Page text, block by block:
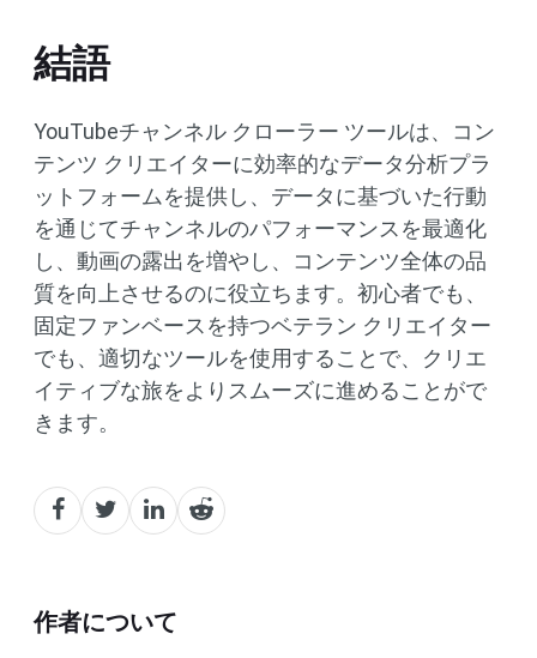
結語
YouTubeチャンネル クローラー ツールは、コン
テンツ クリエイターに効率的なデータ分析プラ
ットフォームを提供し、データに基づいた行動
を通じてチャンネルのパフォーマンスを最適化
し、動画の露出を増やし、コンテンツ全体の品
質を向上させるのに役立ちます。初心者でも、
固定ファンベースを持つベテラン クリエイター
でも、適切なツールを使用することで、クリエ
イティブな旅をよりスムーズに進めることがで
きます。
作者について